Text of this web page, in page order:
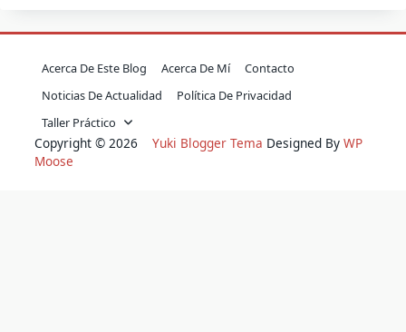
Acerca De Este Blog Acerca De Mí
Contacto
Noticias De Actualidad
Política De Privacidad
Taller Práctico
Copyright © 2026 Yuki Blogger Tema Designed By WP
Moose